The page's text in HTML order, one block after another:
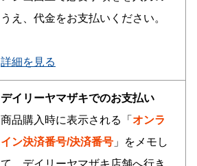
うえ、代金をお支払いください。
詳細を見る
デイリーヤマザキでのお支払い
商品購入時に表示される「 オンラ
イン決済番号/決済番号 」をメモし